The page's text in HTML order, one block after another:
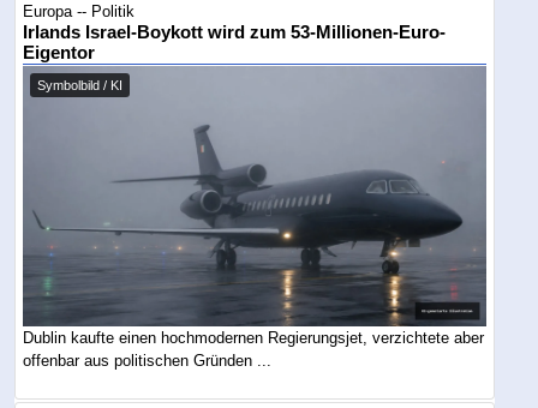
Europa -- Politik
Irlands Israel-Boykott wird zum 53-Millionen-Euro-
Eigentor
Symbolbild / KI
Dublin kaufte einen hochmodernen Regierungsjet, verzichtete aber
offenbar aus politischen Gründen ...